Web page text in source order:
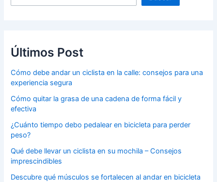
Últimos Post
Cómo debe andar un ciclista en la calle: consejos para una
experiencia segura
Cómo quitar la grasa de una cadena de forma fácil y
efectiva
¿Cuánto tiempo debo pedalear en bicicleta para perder
peso?
Qué debe llevar un ciclista en su mochila – Consejos
imprescindibles
Descubre qué músculos se fortalecen al andar en bicicleta